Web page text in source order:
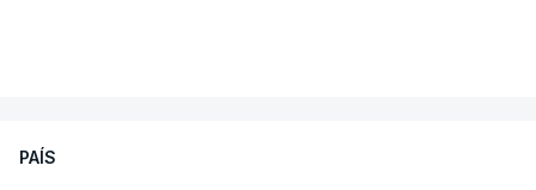
PAÍS